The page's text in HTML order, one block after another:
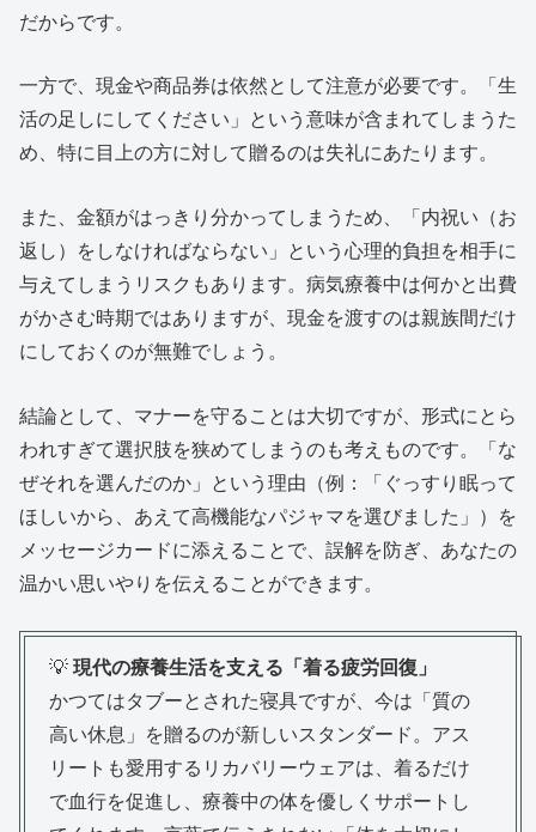
だからです。
一方で、現金や商品券は依然として注意が必要です。「生
活の足しにしてください」という意味が含まれてしまうた
め、特に目上の方に対して贈るのは失礼にあたります。
また、金額がはっきり分かってしまうため、「内祝い（お
返し）をしなければならない」という心理的負担を相手に
与えてしまうリスクもあります。病気療養中は何かと出費
がかさむ時期ではありますが、現金を渡すのは親族間だけ
にしておくのが無難でしょう。
結論として、マナーを守ることは大切ですが、形式にとら
われすぎて選択肢を狭めてしまうのも考えものです。「な
ぜそれを選んだのか」という理由（例：「ぐっすり眠って
ほしいから、あえて高機能なパジャマを選びました」）を
メッセージカードに添えることで、誤解を防ぎ、あなたの
温かい思いやりを伝えることができます。
💡 現代の療養生活を支える「着る疲労回復」
かつてはタブーとされた寝具ですが、今は「質の
高い休息」を贈るのが新しいスタンダード。アス
リートも愛用するリカバリーウェアは、着るだけ
で血行を促進し、療養中の体を優しくサポートし